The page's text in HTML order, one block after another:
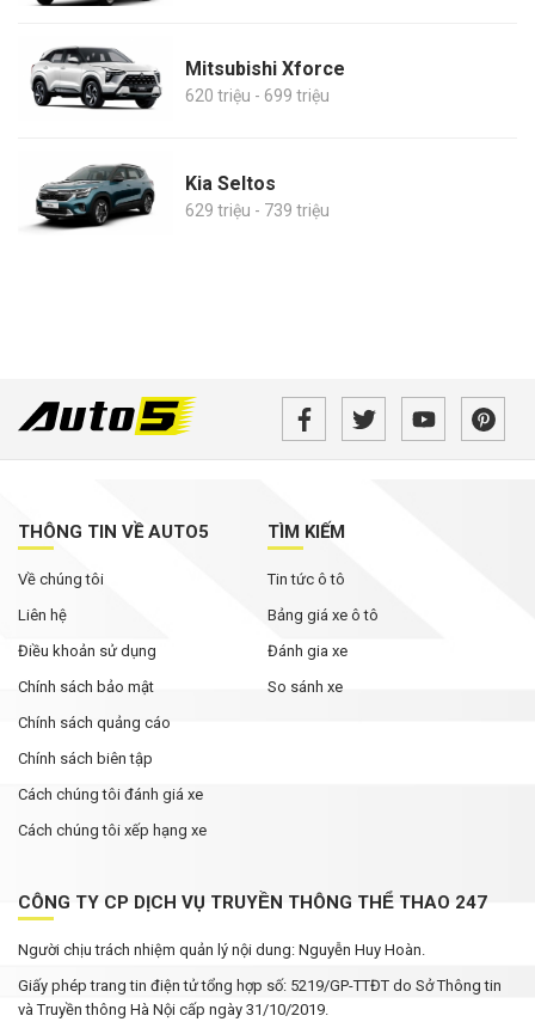
Mitsubishi Xforce
620 triệu - 699 triệu
Kia Seltos
629 triệu - 739 triệu
THÔNG TIN VỀ AUTO5
Về chúng tôi
Liên hệ
Điều khoản sử dụng
Chính sách bảo mật
Chính sách quảng cáo
Chính sách biên tập
Cách chúng tôi đánh giá xe
Cách chúng tôi xếp hạng xe
TÌM KIẾM
Tin tức ô tô
Bảng giá xe ô tô
Đánh gia xe
So sánh xe
CÔNG TY CP DỊCH VỤ TRUYỀN THÔNG THỂ THAO 247
Người chịu trách nhiệm quản lý nội dung: Nguyễn Huy Hoàn.
Giấy phép trang tin điện tử tổng hợp số: 5219/GP-TTĐT do Sở Thông tin
và Truyền thông Hà Nội cấp ngày 31/10/2019.